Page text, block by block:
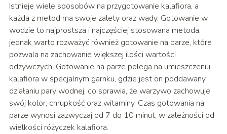
Istnieje wiele sposobów na przygotowanie kalafiora, a
każda z metod ma swoje zalety oraz wady. Gotowanie w
wodzie to najprostsza i najczęściej stosowana metoda,
jednak warto rozważyć również gotowanie na parze, które
pozwala na zachowanie większej ilości wartości
odżywczych. Gotowanie na parze polega na umieszczeniu
kalafiora w specjalnym garnku, gdzie jest on poddawany
działaniu pary wodnej, co sprawia, że warzywo zachowuje
swój kolor, chrupkość oraz witaminy. Czas gotowania na
parze wynosi zazwyczaj od 7 do 10 minut, w zależności od
wielkości różyczek kalafiora.